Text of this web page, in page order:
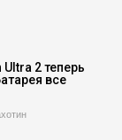
Ultra 2 теперь
все